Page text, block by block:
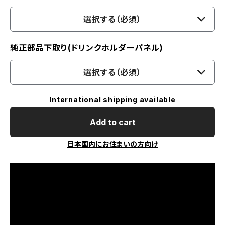
選択する（必須）
純正部品下取り(ドリンクホルダーパネル)
選択する（必須）
International shipping available
Add to cart
日本国内にお住まいの方向け